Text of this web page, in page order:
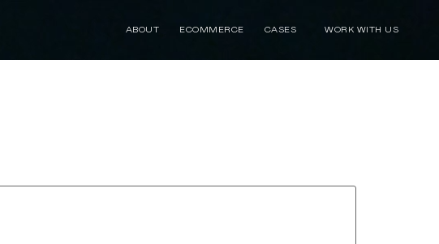
ABOUT ECOMMERCE CASES WORK WITH US